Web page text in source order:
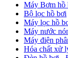
Máy Bơm hồ
Bộ lọc hồ bơi
Máy lọc hồ
Máy nước
Máy điện
Hóa chất xử